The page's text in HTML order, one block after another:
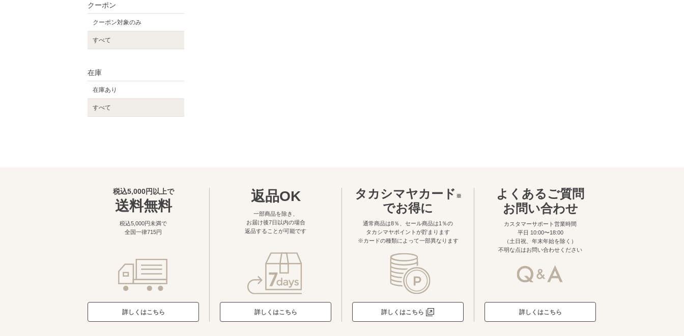
クーポン
クーポン対象のみ
すべて
在庫
在庫あり
すべて
税込5,000円以上で
送料無料
税込5,000円未満で
全国一律715円
詳しくはこちら
返品OK
一部商品を除き、
お届け後7日以内の場合
返品することが可能です
詳しくはこちら
タカシマヤカード ※
でお得に
通常商品は8％、セール商品は1％の
タカシマヤポイントが貯まります
※カードの種類によって一部異なります
詳しくはこちら
よくあるご質問
お問い合わせ
カスタマーサポート営業時間
平日 10:00〜18:00
（土日祝、年末年始を除く）
不明な点はお問い合わせください
詳しくはこちら